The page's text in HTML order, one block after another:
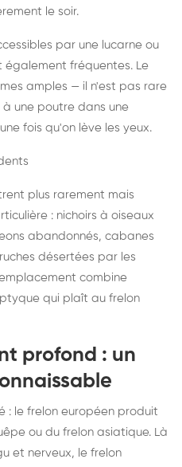
le soir.
par une lucarne ou
également fréquentes. Le
amples — il n'est pas rare
une poutre dans une
fois qu'on lève les yeux.
plus rarement mais
: nichoirs à oiseaux
abandonnés, cabanes
désertées par les
combine
qui plaît au frelon
profond : un
: le frelon européen produit
ou du frelon asiatique. Là
et nerveux, le frelon